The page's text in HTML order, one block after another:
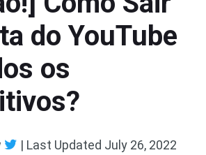
do YouTube
os
| Last Updated July 26, 2022